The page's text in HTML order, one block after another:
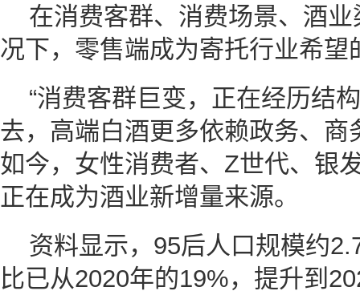
在消费客群、消费场景、酒
况下，零售端成为寄托行业希望
“消费客群巨变，正在经历结
去，高端白酒更多依赖政务、
如今，女性消费者、Z世代、银
正在成为酒业新增量来源。
资料显示，95后人口规模约
比已从2020年的19%，提升到